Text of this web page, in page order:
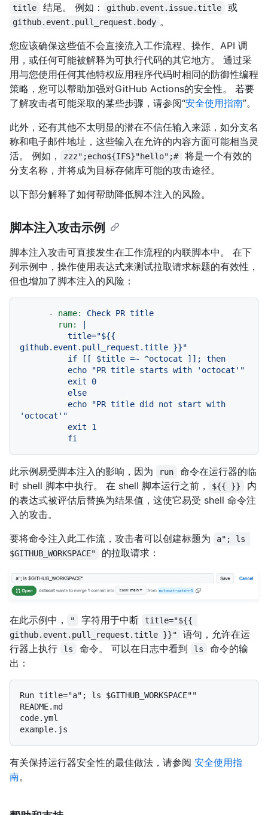
title 结尾。 例如： github.event.issue.title 或
github.event.pull_request.body 。
您应该确保这些值不会直接流入工作流程、操作、API 调
用，或任何可能被解释为可执行代码的其它地方。 通过采
用与您使用任何其他特权应用程序代码时相同的防御性编程
策略，您可以帮助加强对GitHub Actions的安全性。 若要
了解攻击者可能采取的某些步骤，请参阅“安全使用指南”。
此外，还有其他不太明显的潜在不信任输入来源，如分支名
称和电子邮件地址，这些输入在允许的内容方面可能相当灵
活。 例如，
zzz";echo${IFS}"hello";#
将是一个有效的
分支名称，并将成为目标存储库可能的攻击途径。
以下部分解释了如何帮助降低脚本注入的风险。
脚本注入攻击示例
脚本注入攻击可直接发生在工作流程的内联脚本中。 在下
列示例中，操作使用表达式来测试拉取请求标题的有效性，
但也增加了脚本注入的风险：
- name: Check PR title
run:
github.event.pull_request.title }}"
'octocat'"
此示例易受脚本注入的影响，因为 run
命令在运行器的临
时 shell 脚本中执行。 在 shell 脚本运行之前，
${{ }}
内
的表达式被评估后替换为结果值，这使它易受 shell 命令注
入的攻击。
要将命令注入此工作流，攻击者可以创建标题为
a"; ls
$GITHUB_WORKSPACE"
的拉取请求：
在此示例中， " 字符用于中断
title="${{
github.event.pull_request.title }}"
语句，允许在运
行器上执行
ls 命令。 可以在日志中看到 ls
命令的输
出：
Run title="a"; ls $GITHUB_WORKSPACE""
README.md
code.yml
有关保持运行器安全性的最佳做法，请参阅 安全使用指
南。